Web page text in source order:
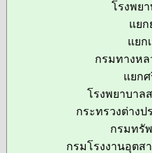
โรงพย
แยก
แยก
กรมทางหล
แยก
โรงพยาบาล
กระทรวงต่างป
กรมทรั
กรมโรงงานอุตส